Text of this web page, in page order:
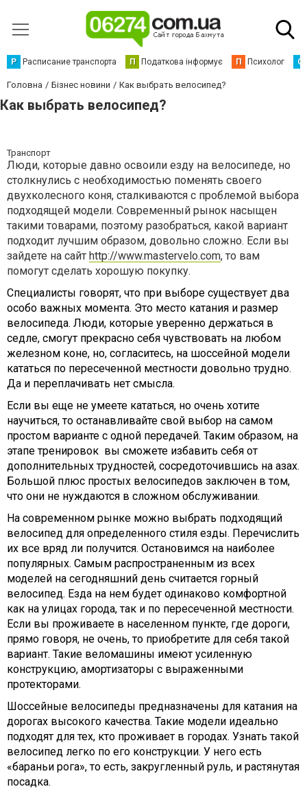
Р Расписание транспорта П Податкова інформує П Психолог С
Головна Бізнес новини Как выбрать велосипед?
Как выбрать велосипед?
Транспорт
Люди, которые давно освоили езду на велосипеде, но
столкнулись с необходимостью поменять своего
двухколесного коня, сталкиваются с проблемой выбора
подходящей модели. Современный рынок насыщен
такими товарами, поэтому разобраться, какой вариант
подходит лучшим образом, довольно сложно. Если вы
зайдете на сайт http://www.mastervelo.com, то вам
помогут сделать хорошую покупку.
Специалисты говорят, что при выборе существует два
особо важных момента. Это место катания и размер
велосипеда. Люди, которые уверенно держаться в
седле, смогут прекрасно себя чувствовать на любом
железном коне, но, согласитесь, на шоссейной модели
кататься по пересеченной местности довольно трудно.
Да и переплачивать нет смысла.
Если вы еще не умеете кататься, но очень хотите
научиться, то останавливайте свой выбор на самом
простом варианте с одной передачей. Таким образом, на
этапе тренировок вы сможете избавить себя от
дополнительных трудностей, сосредоточившись на азах.
Большой плюс простых велосипедов заключен в том,
что они не нуждаются в сложном обслуживании.
На современном рынке можно выбрать подходящий
велосипед для определенного стиля езды. Перечислить
их все вряд ли получится. Остановимся на наиболее
популярных. Самым распространенным из всех
моделей на сегодняшний день считается горный
велосипед. Езда на нем будет одинаково комфортной
как на улицах города, так и по пересеченной местности.
Если вы проживаете в населенном пункте, где дороги,
прямо говоря, не очень, то приобретите для себя такой
вариант. Такие веломашины имеют усиленную
конструкцию, амортизаторы с выраженными
протекторами.
Шоссейные велосипеды предназначены для катания на
дорогах высокого качества. Такие модели идеально
подходят для тех, кто проживает в городах. Узнать такой
велосипед легко по его конструкции. У него есть
«бараньи рога», то есть, закругленный руль, и растянутая
посадка.